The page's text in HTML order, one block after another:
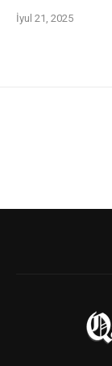
İyul 21, 2025